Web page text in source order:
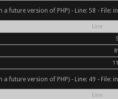
version of PHP) - Line: 58 - File:
Line
version of PHP) - Line: 49 - File:
Line